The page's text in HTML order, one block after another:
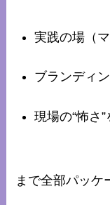
実践の場（
ブランディ
現場の“怖さ
まで全部パッケ